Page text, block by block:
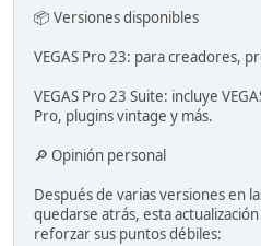
📦 Versiones disponibles
VEGAS Pro 23: para creadores,
VEGAS Pro 23 Suite: incluye
Pro, plugins vintage y más.
🔎 Opinión personal
Después de varias versiones en
quedarse atrás, esta
reforzar sus puntos débiles: